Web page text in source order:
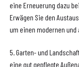
eine Erneuerung dazu
Erwägen Sie den
um einen modernen
5. Garten- und
eine gut gepflegte